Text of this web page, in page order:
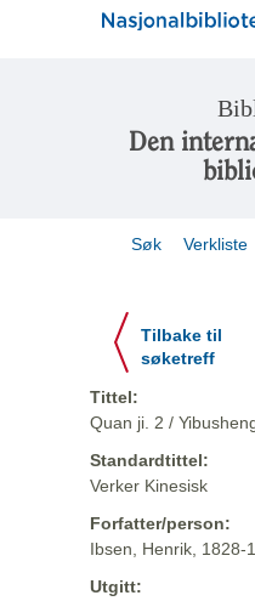
Den
Søk Verkliste
Tilbake til
søketreff
Tittel:
Quan ji. 2 /
Standardtittel:
Verker Kinesisk
Forfatter/person:
Ibsen, Henrik, 1828-
Utgitt: